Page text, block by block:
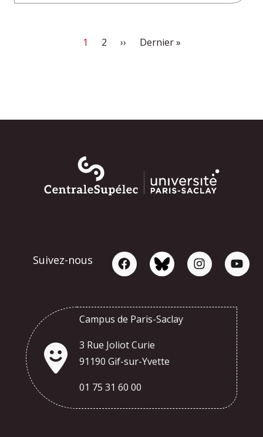
Page courante
1 Page
2 Page suivante
›› Dernière page
Dernier »
Suivez-nous
Campus de Paris-Saclay
3 Rue Joliot Curie
91190 Gif-sur-Yvette
01 75 31 60 00